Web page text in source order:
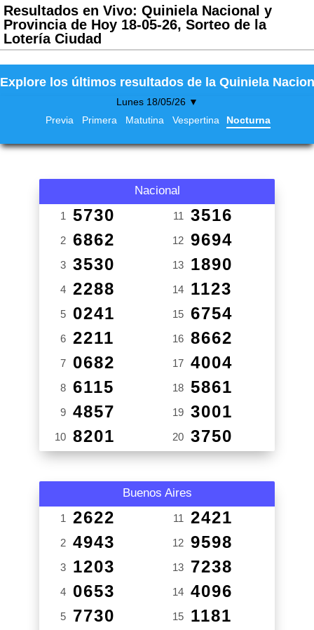
Resultados en Vivo: Quiniela Nacional y
Provincia de Hoy 18-05-26, Sorteo de la
Lotería Ciudad
Explore los últimos resultados de la Quiniela
Lunes 18/05/26 ▼
Previa
Primera Matutina Vespertina Nocturna
Nacional
1 5730
2 6862
3 3530
4 2288
5 0241
6 2211
7 0682
8 6115
9 4857
10 8201
11 3516
12 9694
13 1890
14 1123
15 6754
16 8662
17 4004
18 5861
19 3001
20 3750
Buenos Aires
1 2622
2 4943
3 1203
4 0653
5 7730
11 2421
12 9598
13 7238
14 4096
15 1181